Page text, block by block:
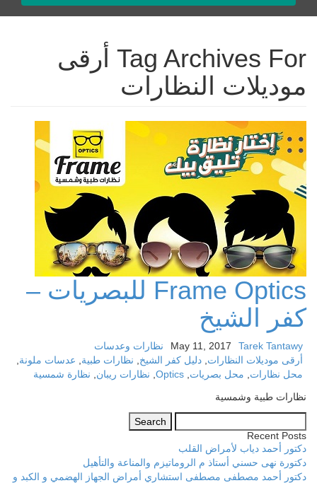
Tag Archives For أرقى
موديلات النظارات
Frame Optics للبصريات –
كفر الشيخ
Tarek Tantawy
May 11, 2017
نظارات وعدسات
أرقى موديلات النظارات دليل كفر الشيخ نظارات طبية عدسات ملونة
محل نظارات
محل بصريات Optics نظارات ريبان
نظارة شمسية
نظارات طبية وشمسية
for:
Recent Posts
دكتور أحمد دياب لأمراض القلب
دكتورة نهى حسني أستاذ م الروماتيزم والمناعة والتأهيل
دكتور أحمد مصطفى مصطفى استشاري أمراض الجهاز الهضمي و الكبد و